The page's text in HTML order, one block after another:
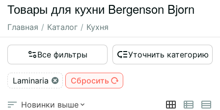
Товары для кухни Bergenson Bjorn
Главная / Каталог / Кухня
Все фильтры Уточнить категорию
Laminaria Сбросить
Новинки выше